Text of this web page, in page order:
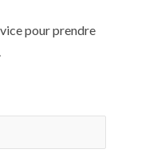
pour prendre